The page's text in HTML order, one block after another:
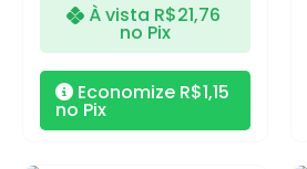
À vista R$21,76
no Pix
Economize R$1,15
no Pix